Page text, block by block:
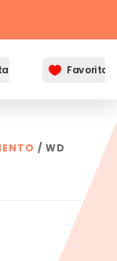
 Favoritos
/ WD